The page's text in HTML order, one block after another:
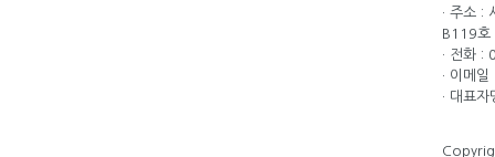
· 주소 :
B119호
· 전화
· 이메
· 대표